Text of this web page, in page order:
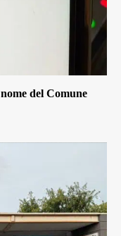
del Comune